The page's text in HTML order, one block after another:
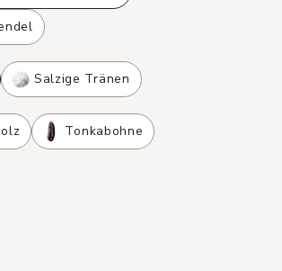
Salzige Tränen
Tonkabohne